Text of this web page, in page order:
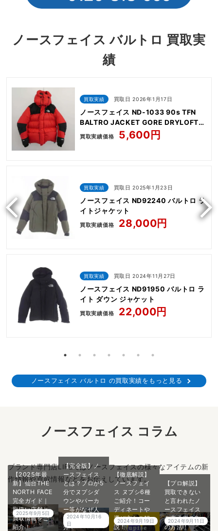
ノースフェイス バルトロ 買取実
績
買取実績 買取日 2026年1月17日
ノースフェイス ND-1033 90s TFN
BALTRO JACKET GORE DRYLOFT
700
買取実績価格 5,600円
買取実績 買取日 2025年1月23日
ノースフェイス ND92240 バルトロ ラ
イトジャケット
買取実績価格 28,000円
買取実績 買取日 2024年11月27日
ノースフェイス ND91950 バルトロ ラ
イト ダウン ジャケット
買取実績価格 22,000円
ノースフェイス バルトロ の買取実績をもっと見る
ノースフェイス コラム
ブランド専門店LIFEではノースフェイスの様々なアイテムの新
作情報や買取情報などをお伝えしています。
【2025年最
新】仙台THE
NORTH FACE
完全ガイド｜
取扱い店舗と
買取情報をご
紹介！
2025年9月5日
【完全版】ノ
ースフェイス
とは？プロが5
分でヌプシダ
ウンやパーカ
ー等がなぜ人
気なのかご紹
介！
2024年10月16
日
【徹底解説】
ノースフェイ
ス ヌプシ6種
ご紹介！コー
ディネートや
選び方もご解
説！
2024年9月19日
【プロ解説】
買取できない
と言われたノ
ースフェイス
を高く売る2つ
の方法！
2024年9月11日